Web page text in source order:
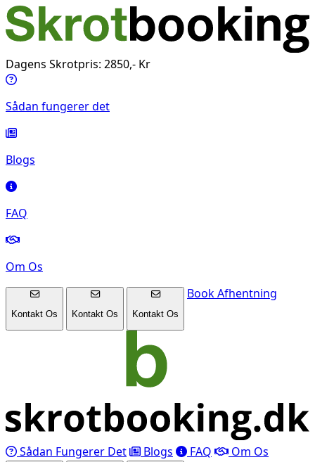
Dagens Skrotpris: 2850,- Kr
Sådan fungerer det
Blogs
FAQ
Om Os
Kontakt Os Kontakt Os Kontakt Os
Book Afhentning
Sådan Fungerer Det Blogs FAQ Om Os